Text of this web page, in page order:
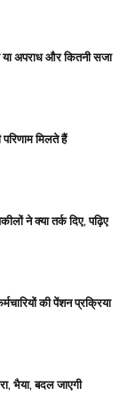
या अपराध और कितनी सजा
मिलते हैं
ने क्या तर्क दिए, पढ़िए
की पेंशन प्रक्रिया
भैया, बदल जाएगी